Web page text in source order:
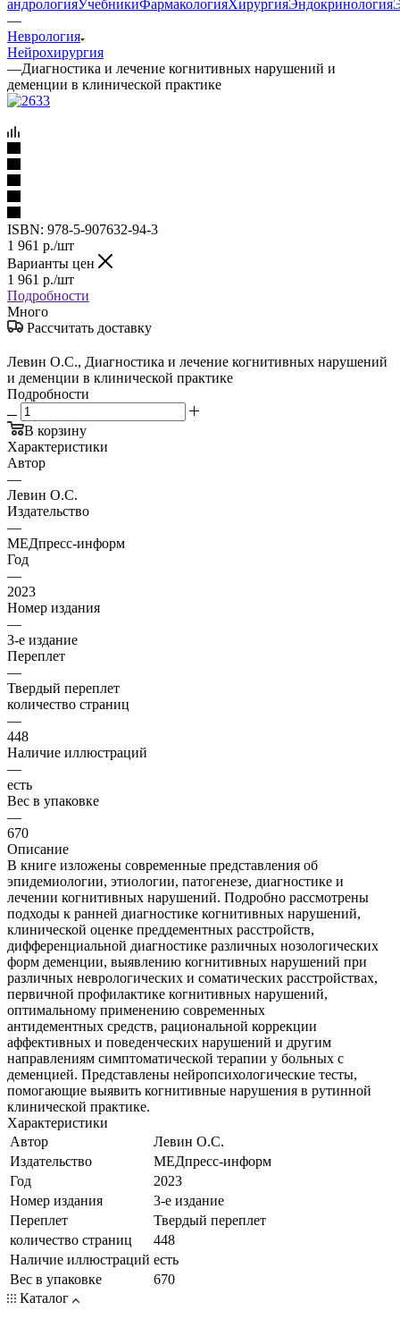
андрологияУчебникиФармакологияХирургияЭндокринология
—
Неврология
Нейрохирургия
—Диагностика и лечение когнитивных нарушений и
деменции в клинической практике
ISBN: 978-5-907632-94-3
1 961 р./шт
Варианты цен
1 961 р./шт
Подробности
Много
Рассчитать доставку
Левин О.С., Диагностика и лечение когнитивных нарушений
и деменции в клинической практике
Подробности
В корзину
Характеристики
Автор
—
Левин О.С.
Издательство
—
МЕДпресс-информ
Год
—
2023
Номер издания
—
3-е издание
Переплет
—
Твердый переплет
количество страниц
—
448
Наличие иллюстраций
—
есть
Вес в упаковке
—
670
Описание
В книге изложены современные представления об
эпидемиологии, этиологии, патогенезе, диагностике и
лечении когнитивных нарушений. Подробно рассмотрены
подходы к ранней диагностике когнитивных нарушений,
клинической оценке преддементных расстройств,
дифференциальной диагностике различных нозологических
форм деменции, выявлению когнитивных нарушений при
различных неврологических и соматических расстройствах,
первичной профилактике когнитивных нарушений,
оптимальному применению современных
антидементных средств, рациональной коррекции
аффективных и поведенческих нарушений и другим
направлениям симптоматической терапии у больных с
деменцией. Представлены нейропсихологические тесты,
помогающие выявить когнитивные нарушения в рутинной
клинической практике.
Характеристики
Автор
Левин О.С.
Издательство
МЕДпресс-информ
Год
2023
Номер издания
3-е издание
Переплет
Твердый переплет
количество страниц
448
Наличие иллюстраций есть
Вес в упаковке
670
Каталог